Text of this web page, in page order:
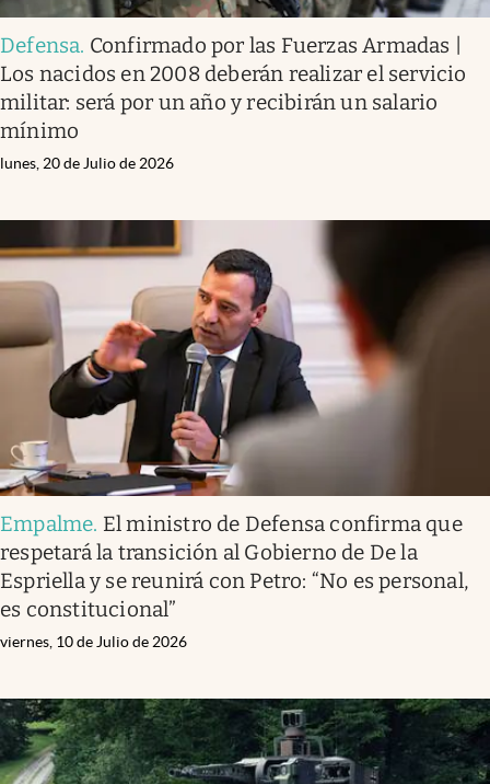
Defensa. Confirmado por las Fuerzas Armadas |
Los nacidos en 2008 deberán realizar el servicio
militar: será por un año y recibirán un salario
mínimo
lunes, 20 de Julio de 2026
Empalme. El ministro de Defensa confirma que
respetará la transición al Gobierno de De la
Espriella y se reunirá con Petro: “No es personal,
es constitucional”
viernes, 10 de Julio de 2026